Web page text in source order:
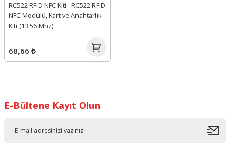
RC522 RFID NFC Kiti - RC522 RFID
NFC Modülü, Kart ve Anahtarlık
Kiti (13,56 Mhz)
68,66 ₺
E-Bültene Kayıt Olun